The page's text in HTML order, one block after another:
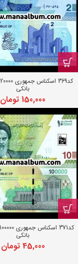
بانکی
150,000 تومان
بانکی
45,000 تومان